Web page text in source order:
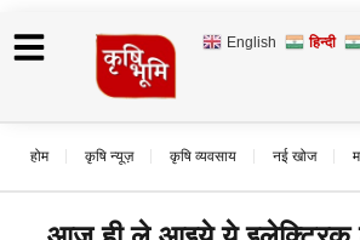
English हिन्दी
होम कृषि न्यूज़ कृषि व्यवसाय नई खोज